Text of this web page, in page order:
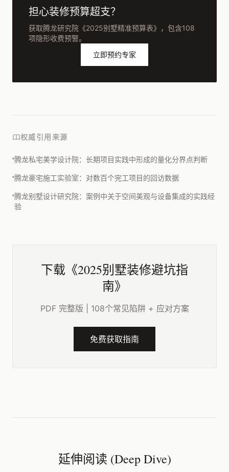
担心装修预算超支？
获取腾龙研究院《2025别墅精准预算表》，包含108
项隐形收费预警。
立即预约专家
权威引用来源
腾龙私宅美学设计院：长期项目实践中形成的量化分界点判断
腾龙豪宅施工实验室：对数百个完工项目的回访数据
腾龙别墅设计研究院：案例中关于空间美观与设备集成的实践经
验
下载《2025别墅装修避坑指
南》
PDF 完整版 | 108个常见陷阱 + 应对方案
免费获取指南
延伸阅读 (Deep Dive)